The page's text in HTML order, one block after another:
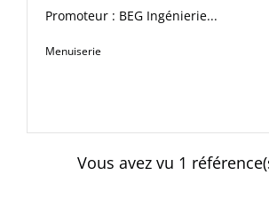
Promoteur : BEG Ingénierie...
Menuiserie
Vous avez vu 1